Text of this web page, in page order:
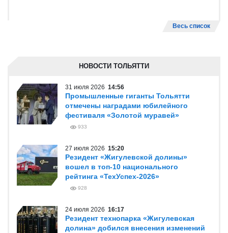
Весь список
НОВОСТИ ТОЛЬЯТТИ
31 июля 2026 14:56
Промышленные гиганты Тольятти
отмечены наградами юбилейного
фестиваля «Золотой муравей»
933
27 июля 2026 15:20
Резидент «Жигулевской долины»
вошел в топ-10 национального
рейтинга «ТехУспех-2026»
928
24 июля 2026 16:17
Резидент технопарка «Жигулевская
долина» добился внесения изменений